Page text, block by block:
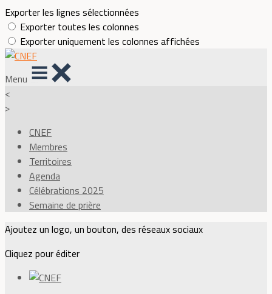
Exporter les lignes sélectionnées
Exporter toutes les colonnes
Exporter uniquement les colonnes affichées
Menu
<
>
CNEF
Membres
Territoires
Agenda
Célébrations 2025
Semaine de prière
Ajoutez un logo, un bouton, des réseaux sociaux
Cliquez pour éditer